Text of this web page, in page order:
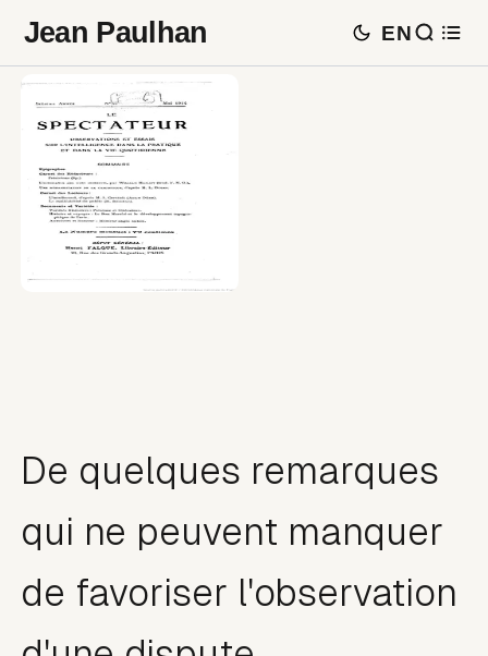
Jean Paulhan EN
De quelques remarques
qui ne peuvent manquer
de favoriser l'observation